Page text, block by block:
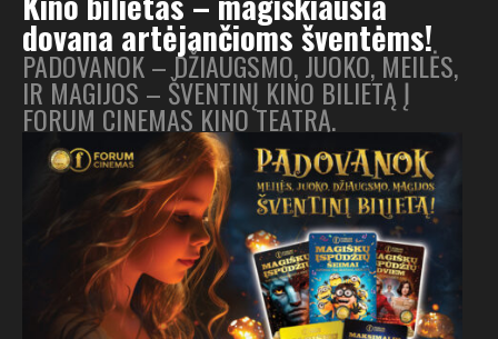
dovana artėjančioms šventėms!
PADOVANOK – DŽIAUGSMO, JUOKO, MEILĖS,
IR MAGIJOS – ŠVENTINĮ KINO BILIETĄ Į
FORUM CINEMAS KINO TEATRĄ.